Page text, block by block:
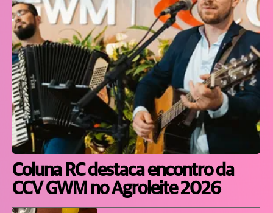
Coluna RC destaca encontro da
CCV GWM no Agroleite 2026